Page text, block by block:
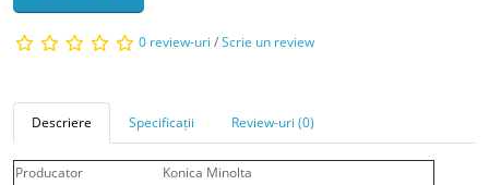
0 review-uri /Scrie un review
Descriere Specificații Review-uri (0)
Producator
Konica Minolta